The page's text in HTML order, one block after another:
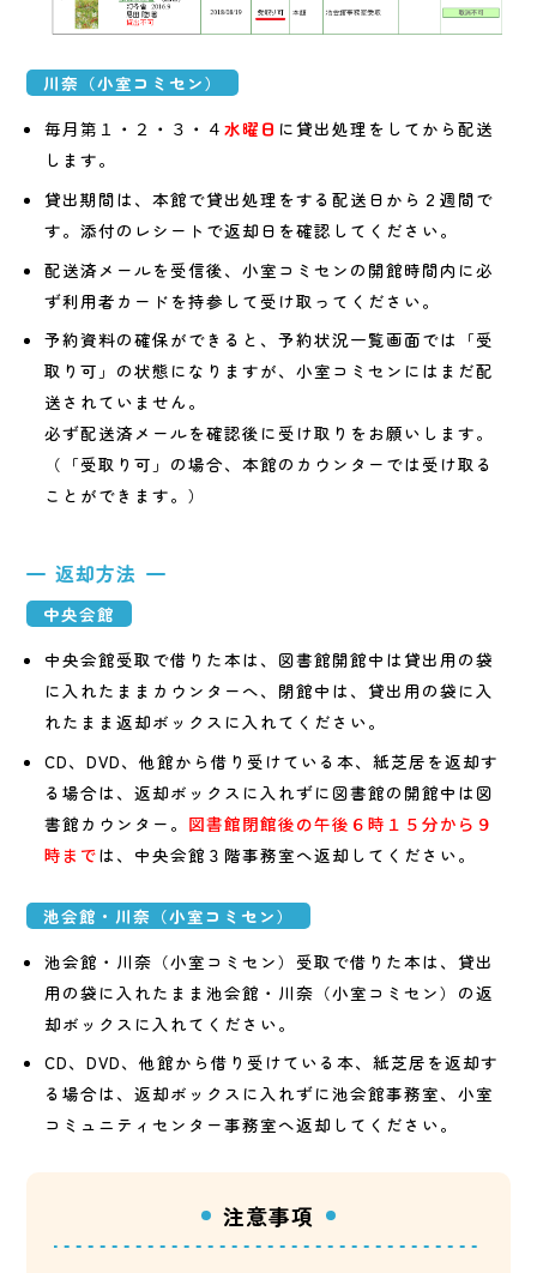
川奈（小室コミセン）
毎月第１・２・３・４水曜日 に貸出処理をしてから配送
します。
貸出期間は、本館で貸出処理をする配送日から２週間で
す。添付のレシートで返却日を確認してください。
配送済メールを受信後、小室コミセンの開館時間内に必
ず利用者カードを持参して受け取ってください。
予約資料の確保ができると、予約状況一覧画面では「受
取り可」の状態になりますが、小室コミセンにはまだ配
送されていません。
必ず配送済メールを確認後に受け取りをお願いします。
（「受取り可」の場合、本館のカウンターでは受け取る
ことができます。）
返却方法
中央会館
中央会館受取で借りた本は、図書館開館中は貸出用の袋
に入れたままカウンターへ、閉館中は、貸出用の袋に入
れたまま返却ボックスに入れてください。
CD、DVD、他館から借り受けている本、紙芝居を返却す
る場合は、返却ボックスに入れずに図書館の開館中は図
書館カウンター。 図書館閉館後の午後６時１５分から９
時までは、中央会館３階事務室へ返却してください。
池会館・川奈（小室コミセン）
池会館・川奈（小室コミセン）受取で借りた本は、貸出
用の袋に入れたまま池会館・川奈（小室コミセン）の返
却ボックスに入れてください。
CD、DVD、他館から借り受けている本、紙芝居を返却す
る場合は、返却ボックスに入れずに池会館事務室、小室
コミュニティセンター事務室へ返却してください。
注意事項